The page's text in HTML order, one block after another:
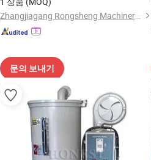
Zhangjiagang Rongsheng Machinery Co., Ltd
문의 보내기